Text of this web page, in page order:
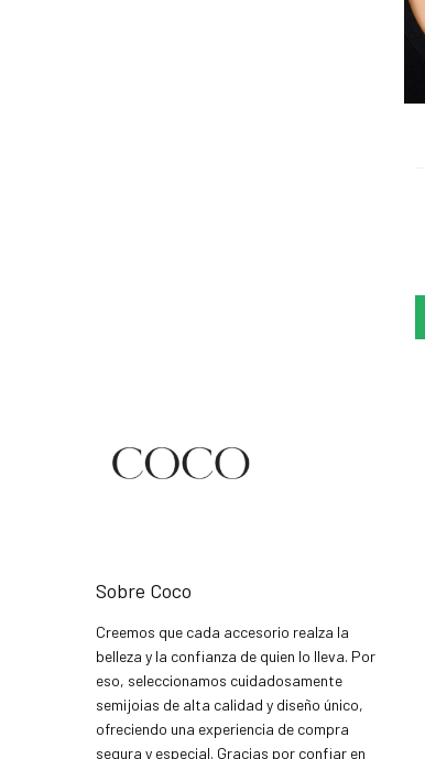
Sobre Coco
Creemos que cada accesorio realza la
belleza y la confianza de quien lo lleva. Por
eso, seleccionamos cuidadosamente
semijoias de alta calidad y diseño único,
ofreciendo una experiencia de compra
segura y especial. Gracias por confiar en